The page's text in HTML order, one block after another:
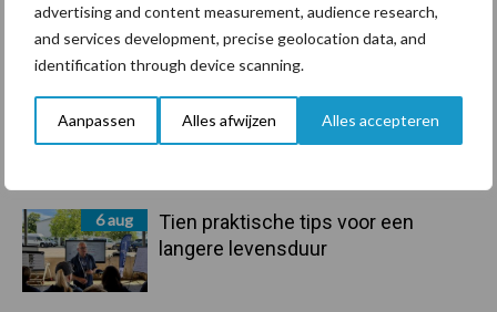
advertising and content measurement, audience research,
and services development, precise geolocation data, and
identification through device scanning.
Aanpassen Alles afwijzen Alles accepteren
Primaire
Sidebar
Recent nieuws Partner nieuws
marktaandeel groeien in krimpende
6 aug
Tien praktische tips voor een
langere levensduur